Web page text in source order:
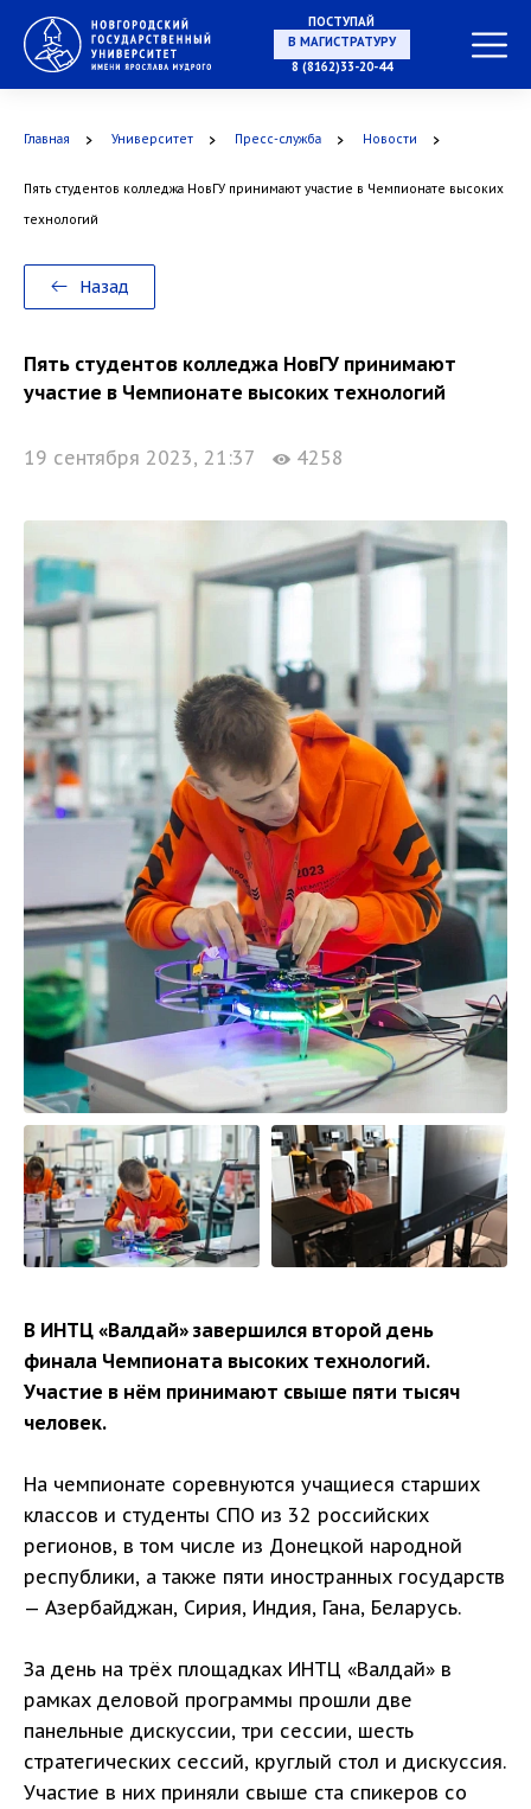
ПОСТУПАЙ
НА СПЕЦИАЛИТЕТ
В МАГИСТРАТУРУ
8 (8162)33-20-44
Главная Университет Пресс-служба Новости
Пять студентов колледжа НовГУ принимают участие в Чемпионате высоких
технологий
Назад
Пять студентов колледжа НовГУ принимают
участие в Чемпионате высоких технологий
19 сентября 2023, 21:37 4258
В ИНТЦ «Валдай» завершился второй день
финала Чемпионата высоких технологий.
Участие в нём принимают свыше пяти тысяч
человек.
На чемпионате соревнуются учащиеся старших
классов и студенты СПО из 32 российских
регионов, в том числе из Донецкой народной
республики, а также пяти иностранных государств
— Азербайджан, Сирия, Индия, Гана, Беларусь.
За день на трёх площадках ИНТЦ «Валдай» в
рамках деловой программы прошли две
панельные дискуссии, три сессии, шесть
стратегических сессий, круглый стол и дискуссия.
Участие в них приняли свыше ста спикеров со